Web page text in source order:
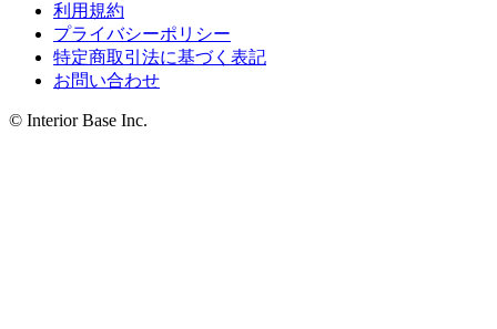
利用規約
プライバシーポリシー
特定商取引法に基づく表記
お問い合わせ
© Interior Base Inc.